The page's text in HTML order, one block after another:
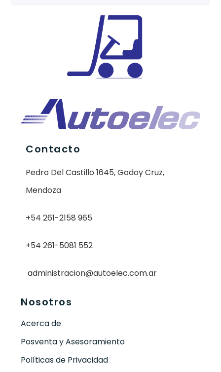
Contacto
Pedro Del Castillo 1645, Godoy Cruz,
Mendoza
+54 261-2158 965
+54 261-5081 552
administracion@autoelec.com.ar
Nosotros
Acerca de
Posventa y Asesoramiento
Políticas de Privacidad